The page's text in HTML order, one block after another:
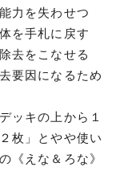
力を失わせつ
を手札に戻す
去をこなせる
要因になるため
ッキの上から１
枚」とやや使い
《えな＆ろな》